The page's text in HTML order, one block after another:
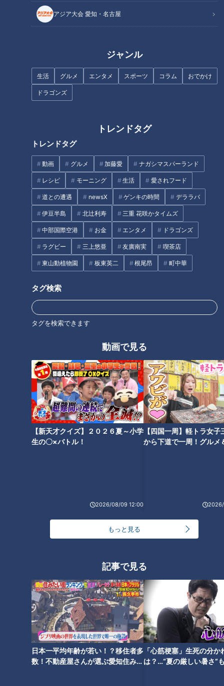
アジア大会 愛知・名古屋
ジャンル
生活 グルメ エンタメ スポーツ コラム おでかけ
ドラゴンズ
トレンドタグ
トレンドタグ
動画 グルメ 加藤愛 ナガシマスパーランド
レシピ モーニング 生活 愛されフード
道との遭遇 newsX ゲンキの時間 デララバ
伊豆半島 北辻利寿 三重 花咲かタイムズ
中部国際空港 お金 エンタメ ドラゴンズ
ラグビー 三上悠亜 友廣南実 喫茶店
東山動植物園 板東英二 根尾昂 町中華
タグ検索
タグを検索できます
動画で見る
【新天才クイズ】２０２６夏～小学
生の〇×バトル！
2026/08/09 12:00
【四国一周】軽トラ女子
から下道で一周！グルメ
もっと見る
記事で見る
日本一平均年齢が若い！？移住者多
数！不動産屋さんが選ぶ愛知住みた
「心筋梗塞」生死の分か
は？…“夏の厳しい暑さ”
「サンデードラゴンズ」(C)CBCテレビ
ともに、今季は143試合実施をあきらめ、交流戦18試合を除い
た最大125試合の開催を目指し、仕切り直しとなりそうだ。
中日ドラゴンズは4月12日から17日まで2日ごとに1回休みと
し、集団練習では仁村二軍監督発案のもと、感染防止のため手
袋をはめてのキャッチボールが始まった。また16日からは2人
一組でグラウンドでの練習を25分、筋トレ25分と極力、接触
を避けた練習体制へ移行した。そんな中、発表された5月中の
開幕断念のニュース。選手たちにさらなるストレスが加わらな
いか心配でならない。短期間での収束は期待できない中、不要
不急の外出を控え、日本国民がワンチームとなることによっ
きたいものである。
紹介して欲しい！ドラゴンズの歴史
ピューさえも取れない始末。当然番組作りは苦労が絶えないは
ず。しかしドラゴンズ老舗番組であるサンドラ。1983年に番
ンツが宝の山となって眠っていると誰もが簡単に想像できるだ
ろう。今週は局に在籍するスポーツアナウンサーがもう一度実
況したい試合をピックアップ。思い出のシーンとともに自身の
思いを重ねた。最短でもあと1カ月ちょっとは開幕を迎えない
プロ野球だけに来週以降もサンドラスタッフは視聴者であるド
ラゴンズファンに向け、アイデアを振り絞ることになろう。こ
のピンチをいかにチャンスへ変えるか。もしできることならば
バラエティ色は少々失うものの、ドラゴンズの歴史を真っ向か